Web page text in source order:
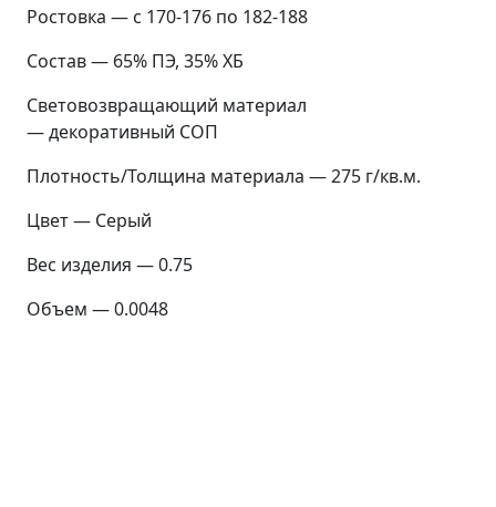
Ростовка — с 170-176 по 182-188
Состав — 65% ПЭ, 35% ХБ
Световозвращающий материал
— декоративный СОП
Плотность/Толщина материала — 275 г/кв.м.
Цвет — Серый
Вес изделия — 0.75
Объем — 0.0048